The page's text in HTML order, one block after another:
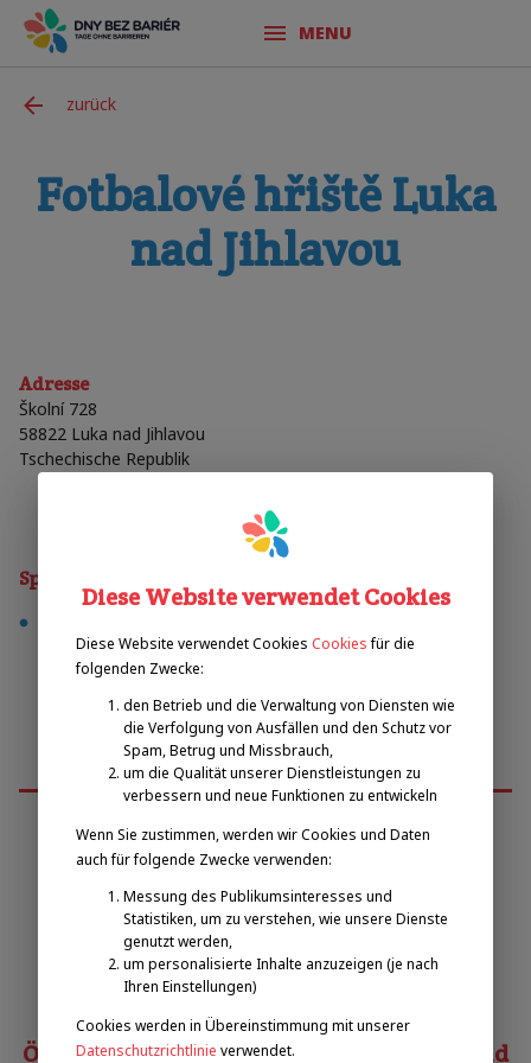
MENU
zurück
Fotbalové hřiště Luka
nad Jihlavou
Adresse
Školní 728
58822 Luka nad Jihlavou
Tschechische Republik
Sporty
Emilova sportovní, z.s.
Pavel Zbožínek
zbozinek@emilova-sportovni.cz
+420 602 720 518
Österreichischer Behindertensportverband
Diese Website verwendet Cookies
Diese Website verwendet Cookies Cookies für die
folgenden Zwecke:
den Betrieb und die Verwaltung von Diensten wie
die Verfolgung von Ausfällen und den Schutz vor
Spam, Betrug und Missbrauch,
um die Qualität unserer Dienstleistungen zu
verbessern und neue Funktionen zu entwickeln
Wenn Sie zustimmen, werden wir Cookies und Daten
auch für folgende Zwecke verwenden:
Messung des Publikumsinteresses und
Statistiken, um zu verstehen, wie unsere Dienste
genutzt werden,
um personalisierte Inhalte anzuzeigen (je nach
Ihren Einstellungen)
Cookies werden in Übereinstimmung mit unserer
Datenschutzrichtlinie verwendet.